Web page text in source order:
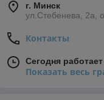
г. Минск
ул.Стебенева, 2а,
Контакты
Сегодня
Показать весь